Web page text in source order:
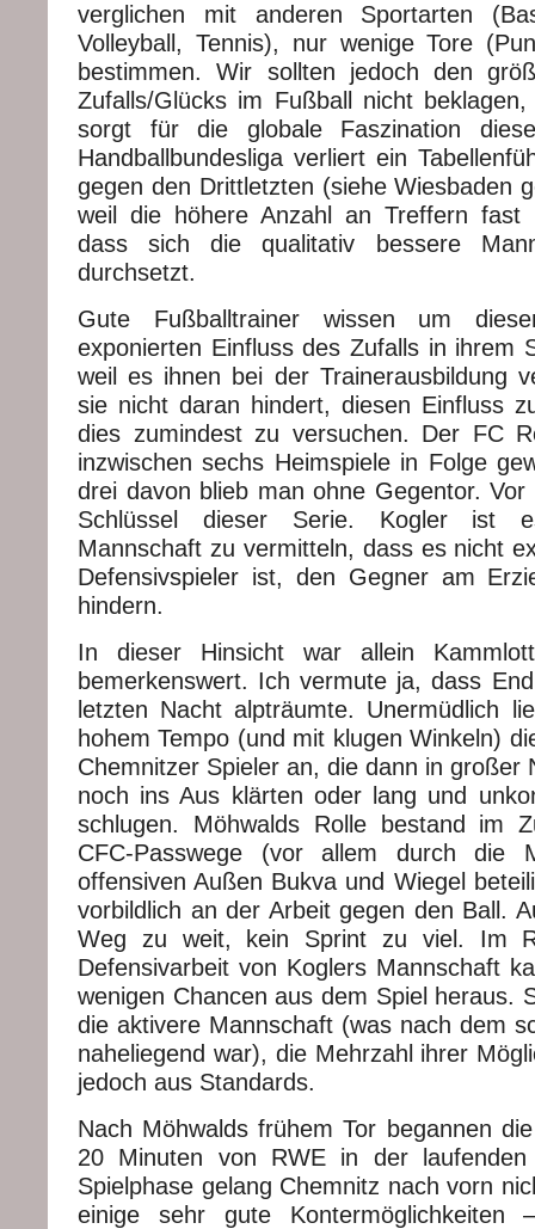
verglichen mit anderen Sportarten
Volleyball, Tennis), nur wenige Tore
bestimmen. Wir sollten jedoch den
Zufalls/Glücks im Fußball nicht
sorgt für die globale Faszination
Handballbundesliga verliert ein
gegen den Drittletzten (siehe Wiesbaden
weil die höhere Anzahl an Treffern fast
dass sich die qualitativ bessere
durchsetzt.
Gute Fußballtrainer wissen um
exponierten Einfluss des Zufalls in ihrem
weil es ihnen bei der Trainerausbildung
sie nicht daran hindert, diesen Einfluss
dies zumindest zu versuchen. Der FC
inzwischen sechs Heimspiele in Folge
drei davon blieb man ohne Gegentor.
Schlüssel dieser Serie. Kogler ist
Mannschaft zu vermitteln, dass es nicht
Defensivspieler ist, den Gegner am
hindern.
In dieser Hinsicht war allein
bemerkenswert. Ich vermute ja, dass
letzten Nacht alpträumte. Unermüdlich
hohem Tempo (und mit klugen Winkeln)
Chemnitzer Spieler an, die dann in großer
noch ins Aus klärten oder lang und
schlugen. Möhwalds Rolle bestand im
CFC-Passwege (vor allem durch die
offensiven Außen Bukva und Wiegel
vorbildlich an der Arbeit gegen den Ball.
Weg zu weit, kein Sprint zu viel. Im
Defensivarbeit von Koglers Mannschaft
wenigen Chancen aus dem Spiel heraus.
die aktivere Mannschaft (was nach dem
naheliegend war), die Mehrzahl ihrer
jedoch aus Standards.
Nach Möhwalds frühem Tor begannen
20 Minuten von RWE in der
Spielphase gelang Chemnitz nach vorn
einige sehr gute